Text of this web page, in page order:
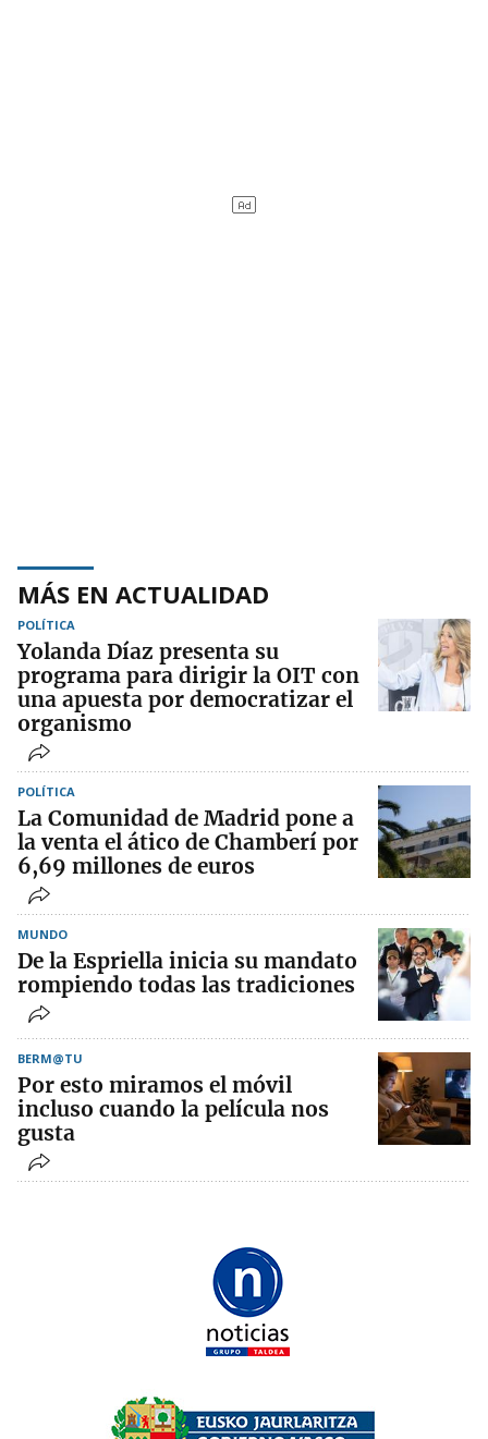
MÁS EN ACTUALIDAD
POLÍTICA
Yolanda Díaz presenta su
programa para dirigir la OIT con
una apuesta por democratizar el
organismo
POLÍTICA
La Comunidad de Madrid pone a
la venta el ático de Chamberí por
6,69 millones de euros
MUNDO
De la Espriella inicia su mandato
rompiendo todas las tradiciones
BERM@TU
Por esto miramos el móvil
incluso cuando la película nos
gusta